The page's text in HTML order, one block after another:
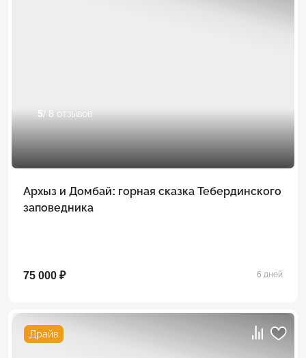
5/ 8 отзывов
Архыз и Домбай: горная сказка Тебердинского
заповедника
75 000 ₽ 6 дней
Драйв